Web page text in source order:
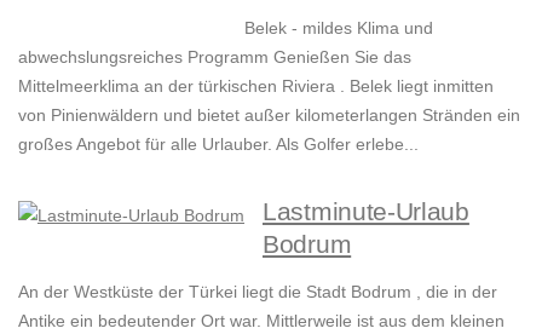
Belek - mildes Klima und
abwechslungsreiches Programm Genießen Sie das
Mittelmeerklima an der türkischen Riviera . Belek liegt inmitten
von Pinienwäldern und bietet außer kilometerlangen Stränden ein
großes Angebot für alle Urlauber. Als Golfer erlebe...
Lastminute-Urlaub
Bodrum
An der Westküste der Türkei liegt die Stadt Bodrum , die in der
Antike ein bedeutender Ort war. Mittlerweile ist aus dem kleinen